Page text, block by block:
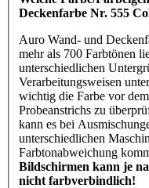
Deckenfarbe Nr. 555
Auro Wand- und
mehr als 700 Farbtönen
unterschiedlichen
Verarbeitungsweisen
wichtig die Farbe vor
Probeanstrichs zu
kann es bei
unterschiedlichen
Farbtonabweichung
Bildschirmen kann je
nicht farbverbindlich!